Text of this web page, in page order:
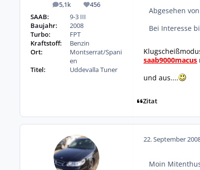
5,1k
Beiträge 456
Reputation
SAAB:
9-3 III
Baujahr:
2008
Turbo:
FPT
Kraftstoff:
Benzin
Ort:
Montserrat/Spani
en
Titel:
Uddevalla Tuner
Abgesehen
Bei Interesse
saab9000macus
und aus....
Zitat
22. September
Moin